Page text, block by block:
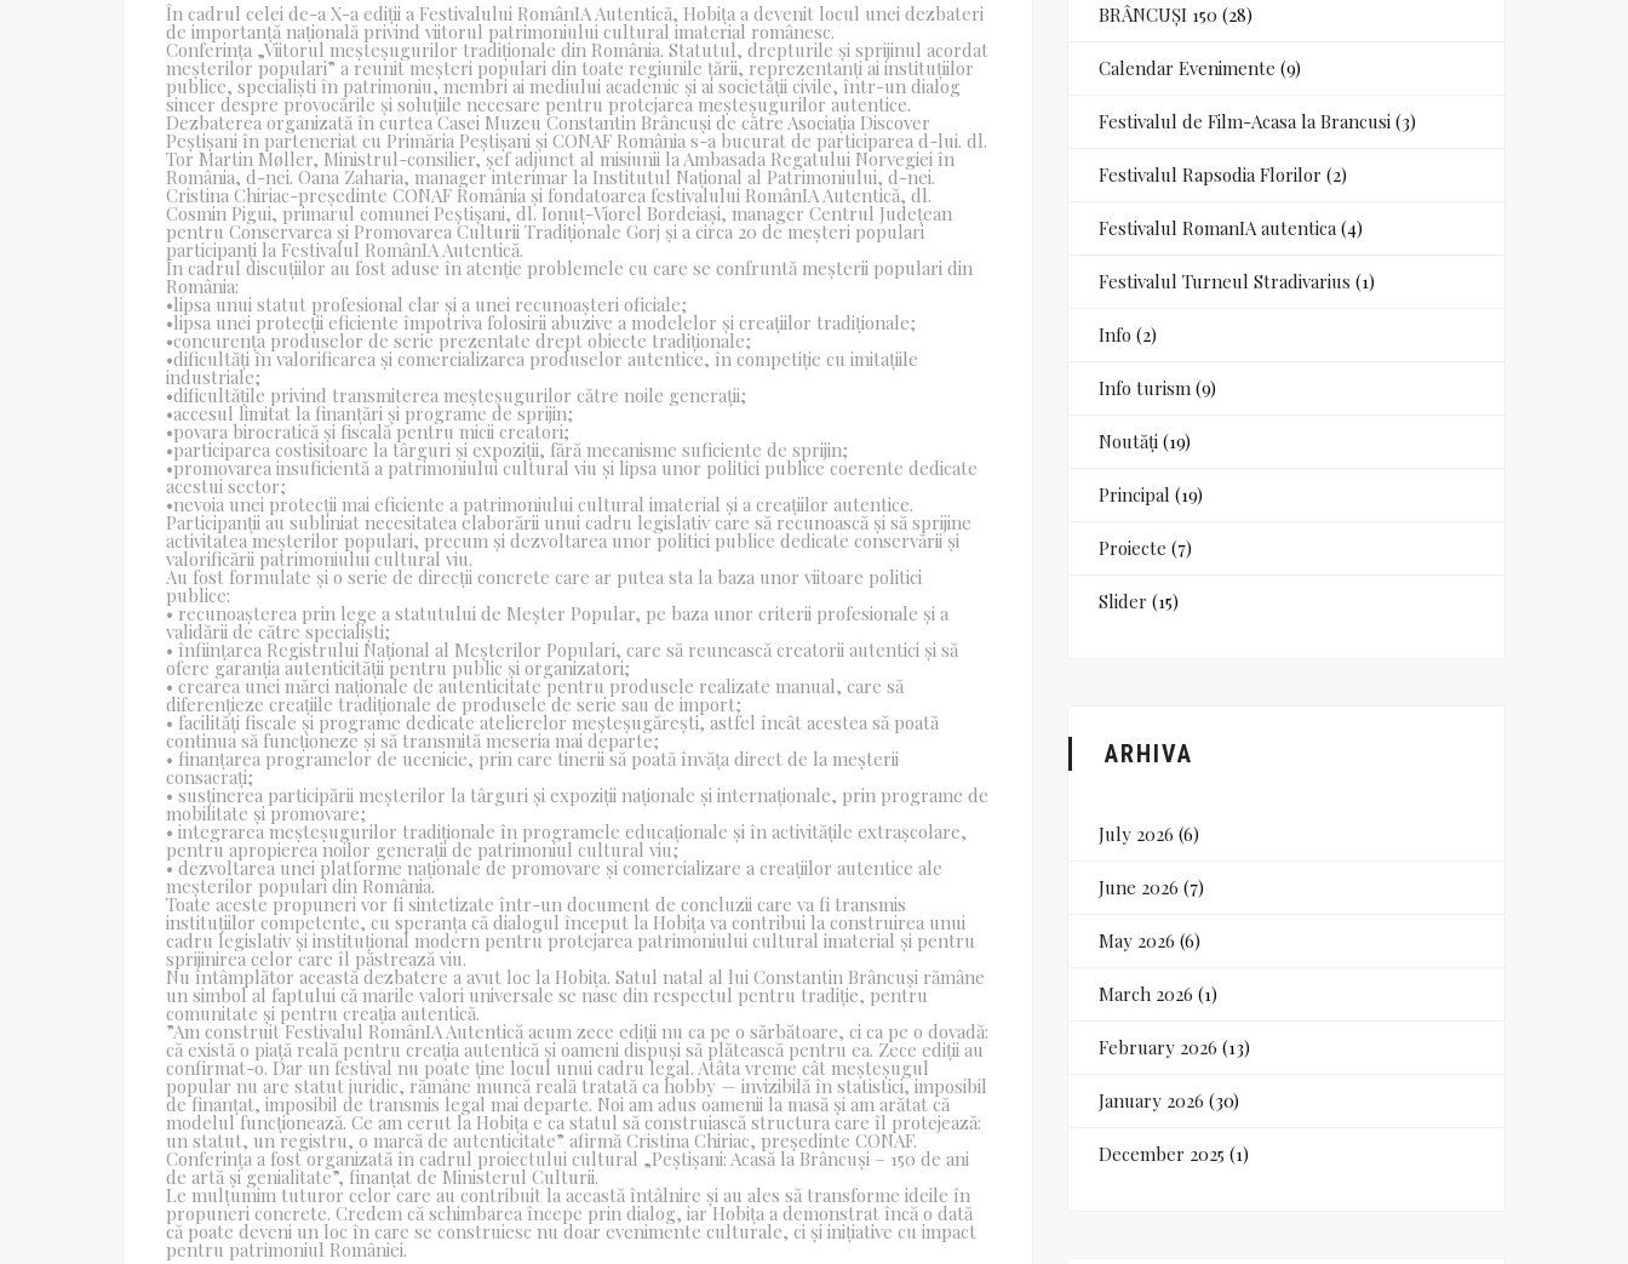
În cadrul celei de-a X-a ediții a Festivalului RomânIA Autentică, Hobița a devenit locul unei dezbateri
de importanță națională privind viitorul patrimoniului cultural imaterial românesc.
Conferința „Viitorul meșteșugurilor tradiționale din România. Statutul, drepturile și sprijinul acordat
meșterilor populari” a reunit meșteri populari din toate regiunile țării, reprezentanți ai instituțiilor
publice, specialiști în patrimoniu, membri ai mediului academic și ai societății civile, într-un dialog
sincer despre provocările și soluțiile necesare pentru protejarea meșteșugurilor autentice.
Dezbaterea organizată în curtea Casei Muzeu Constantin Brâncuși de către Asociația Discover
Peștișani în parteneriat cu Primăria Peștișani și CONAF România s-a bucurat de participarea d-lui. dl.
Tor Martin Møller, Ministrul-consilier, șef adjunct al misiunii la Ambasada Regatului Norvegiei în
România, d-nei. Oana Zaharia, manager interimar la Institutul Național al Patrimoniului, d-nei.
Cristina Chiriac-președinte CONAF România și fondatoarea festivalului RomânIA Autentică, dl.
Cosmin Pigui, primarul comunei Peștișani, dl. Ionuț-Viorel Bordeiași, manager Centrul Județean
pentru Conservarea și Promovarea Culturii Tradiționale Gorj și a circa 20 de meșteri populari
participanți la Festivalul RomânIA Autentică.
În cadrul discuțiilor au fost aduse în atenție problemele cu care se confruntă meșterii populari din
România:
•lipsa unui statut profesional clar și a unei recunoașteri oficiale;
•lipsa unei protecții eficiente împotriva folosirii abuzive a modelelor și creațiilor tradiționale;
•concurența produselor de serie prezentate drept obiecte tradiționale;
•dificultăți în valorificarea și comercializarea produselor autentice, în competiție cu imitațiile
industriale;
•dificultățile privind transmiterea meșteșugurilor către noile generații;
•accesul limitat la finanțări și programe de sprijin;
•povara birocratică și fiscală pentru micii creatori;
•participarea costisitoare la târguri și expoziții, fără mecanisme suficiente de sprijin;
•promovarea insuficientă a patrimoniului cultural viu și lipsa unor politici publice coerente dedicate
acestui sector;
•nevoia unei protecții mai eficiente a patrimoniului cultural imaterial și a creațiilor autentice.
Participanții au subliniat necesitatea elaborării unui cadru legislativ care să recunoască și să sprijine
activitatea meșterilor populari, precum și dezvoltarea unor politici publice dedicate conservării și
valorificării patrimoniului cultural viu.
Au fost formulate și o serie de direcții concrete care ar putea sta la baza unor viitoare politici
publice:
• recunoașterea prin lege a statutului de Meșter Popular, pe baza unor criterii profesionale și a
validării de către specialiști;
• înființarea Registrului Național al Meșterilor Populari, care să reunească creatorii autentici și să
ofere garanția autenticității pentru public și organizatori;
• crearea unei mărci naționale de autenticitate pentru produsele realizate manual, care să
diferențieze creațiile tradiționale de produsele de serie sau de import;
• facilități fiscale și programe dedicate atelierelor meșteșugărești, astfel încât acestea să poată
continua să funcționeze și să transmită meseria mai departe;
• finanțarea programelor de ucenicie, prin care tinerii să poată învăța direct de la meșterii
consacrați;
• susținerea participării meșterilor la târguri și expoziții naționale și internaționale, prin programe de
mobilitate și promovare;
• integrarea meșteșugurilor tradiționale în programele educaționale și în activitățile extrașcolare,
pentru apropierea noilor generații de patrimoniul cultural viu;
• dezvoltarea unei platforme naționale de promovare și comercializare a creațiilor autentice ale
meșterilor populari din România.
Toate aceste propuneri vor fi sintetizate într-un document de concluzii care va fi transmis
instituțiilor competente, cu speranța că dialogul început la Hobița va contribui la construirea unui
cadru legislativ și instituțional modern pentru protejarea patrimoniului cultural imaterial și pentru
sprijinirea celor care îl păstrează viu.
Nu întâmplător această dezbatere a avut loc la Hobița. Satul natal al lui Constantin Brâncuși rămâne
un simbol al faptului că marile valori universale se nasc din respectul pentru tradiție, pentru
comunitate și pentru creația autentică.
”Am construit Festivalul RomânIA Autentică acum zece ediții nu ca pe o sărbătoare, ci ca pe o dovadă:
că există o piață reală pentru creația autentică și oameni dispuși să plătească pentru ea. Zece ediții au
confirmat-o. Dar un festival nu poate ține locul unui cadru legal. Atâta vreme cât meșteșugul
popular nu are statut juridic, rămâne muncă reală tratată ca hobby — invizibilă în statistici, imposibil
de finanțat, imposibil de transmis legal mai departe. Noi am adus oamenii la masă și am arătat că
modelul funcționează. Ce am cerut la Hobița e ca statul să construiască structura care îl protejează:
un statut, un registru, o marcă de autenticitate” afirmă Cristina Chiriac, președinte CONAF.
Conferința a fost organizată în cadrul proiectului cultural „Peștișani: Acasă la Brâncuși – 150 de ani
de artă și genialitate”, finanțat de Ministerul Culturii.
Le mulțumim tuturor celor care au contribuit la această întâlnire și au ales să transforme ideile în
propuneri concrete. Credem că schimbarea începe prin dialog, iar Hobița a demonstrat încă o dată
că poate deveni un loc în care se construiesc nu doar evenimente culturale, ci și inițiative cu impact
pentru patrimoniul României.
BRÂNCUȘI 150 (28)
Calendar Evenimente (9)
Festivalul de Film-Acasa la Brancusi (3)
Festivalul Rapsodia Florilor (2)
Festivalul RomanIA autentica(4)
Festivalul Turneul Stradivarius (1)
Info (2)
Info turism (9)
Noutăți (19)
Principal (19)
Proiecte (7)
Slider (15)
ARHIVA
July 2026 (6)
June 2026 (7)
May 2026 (6)
March 2026 (1)
February 2026 (13)
January 2026 (30)
December 2025 (1)